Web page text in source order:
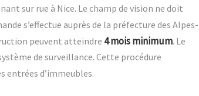
sur rue à Nice. Le champ de vision ne doit
s’effectue auprès de la préfecture des Alpes-
peuvent atteindre 4 mois minimum. Le
de surveillance. Cette procédure
entrées d’immeubles.